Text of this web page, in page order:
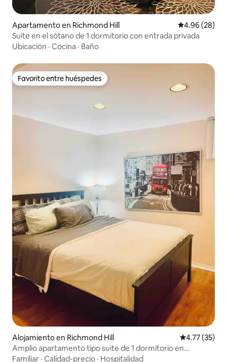
Apartamento en Richmond Hill Calificación
4.96 (28)
Suite en el sótano de 1 dormitorio con entrada privada
Ubicación · Cocina · Baño
Favorito entre huéspedes
Favorito entre huéspedes
Alojamiento en Richmond Hill Calificación
4.77 (35)
Amplio apartamento tipo suite de 1 dormitorio en
Richmond Hill
Familiar · Calidad-precio · Hospitalidad